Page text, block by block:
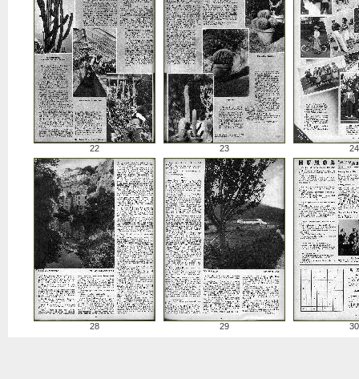
22 23 24
28 29 30